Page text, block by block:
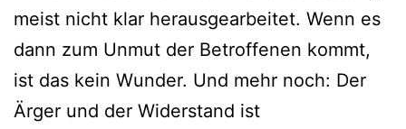
meist nicht klar herausgearbeitet. Wenn es
dann zum Unmut der Betroffenen kommt,
ist das kein Wunder. Und mehr noch: Der
Ärger und der Widerstand ist